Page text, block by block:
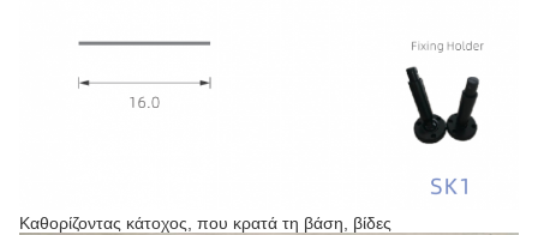
Καθορίζοντας κάτοχος, που κρατά τη βάση, βίδες